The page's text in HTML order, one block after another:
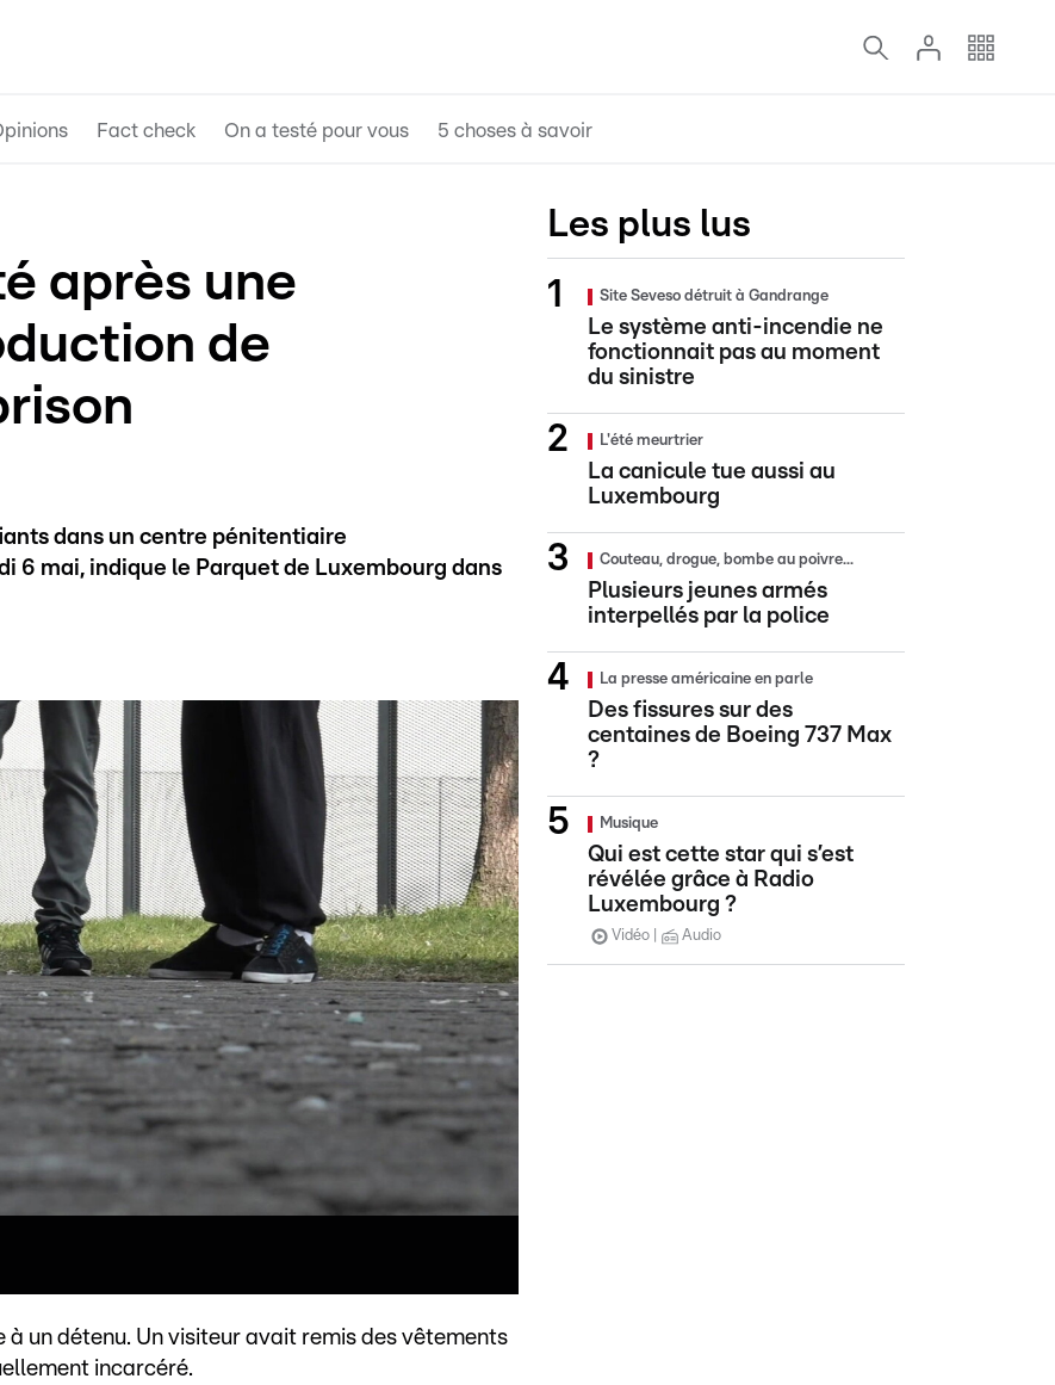
Fact check On a testé pour vous 5 choses à savoir
après une
de
dans un centre pénitentiaire
6 mai, indique le Parquet de Luxembourg dans
à un détenu. Un visiteur avait remis des vêtements
incarcéré.
Les plus lus
Site Seveso détruit à Gandrange
Le système anti-incendie ne
fonctionnait pas au moment
du sinistre
L'été meurtrier
La canicule tue aussi au
Luxembourg
Couteau, drogue, bombe au poivre...
Plusieurs jeunes armés
interpellés par la police
La presse américaine en parle
Des fissures sur des
centaines de Boeing 737 Max
?
Musique
Qui est cette star qui s’est
révélée grâce à Radio
Luxembourg ?
Vidéo Audio